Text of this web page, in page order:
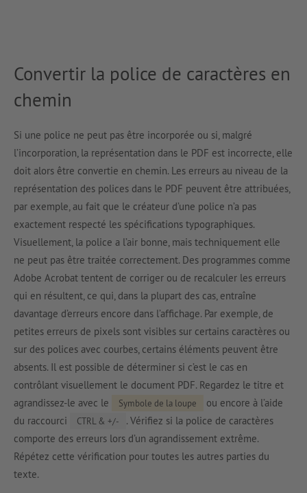
Convertir la police de caractères en
chemin
Si une police ne peut pas être incorporée ou si, malgré
l’incorporation, la représentation dans le PDF est incorrecte, elle
doit alors être convertie en chemin. Les erreurs au niveau de la
représentation des polices dans le PDF peuvent être attribuées,
par exemple, au fait que le créateur d’une police n’a pas
exactement respecté les spécifications typographiques.
Visuellement, la police a l’air bonne, mais techniquement elle
ne peut pas être traitée correctement. Des programmes comme
Adobe Acrobat tentent de corriger ou de recalculer les erreurs
qui en résultent, ce qui, dans la plupart des cas, entraîne
davantage d’erreurs encore dans l’affichage. Par exemple, de
petites erreurs de pixels sont visibles sur certains caractères ou
sur des polices avec courbes, certains éléments peuvent être
absents. Il est possible de déterminer si c’est le cas en
contrôlant visuellement le document PDF. Regardez le titre et
agrandissez-le avec le
Symbole de la loupe
ou encore à l’aide
du raccourci
CTRL & +/-
. Vérifiez si la police de caractères
comporte des erreurs lors d’un agrandissement extrême.
Répétez cette vérification pour toutes les autres parties du
texte.